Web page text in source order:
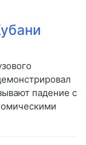
падение с